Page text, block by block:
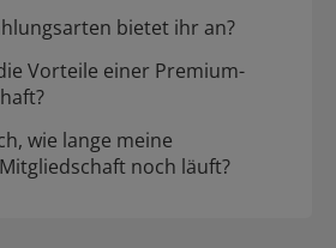
bietet ihr an?
Vorteile einer Premium-
wie lange meine
noch läuft?